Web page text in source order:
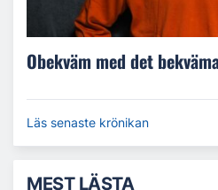
Obekväm med det
Läs senaste krönikan
MEST LÄSTA